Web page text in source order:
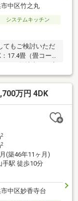
中区竹之丸
システムキッチン
てもご検討いただ
17.4畳（畳コーナ
、敷地内には庭
ッチンには食器洗
乾燥機があるた
地周辺は第一種
◆現況：空き家に
万円 4DK
2
2
(築46年11ヶ月)
手駅 徒歩10分
中区妙香寺台